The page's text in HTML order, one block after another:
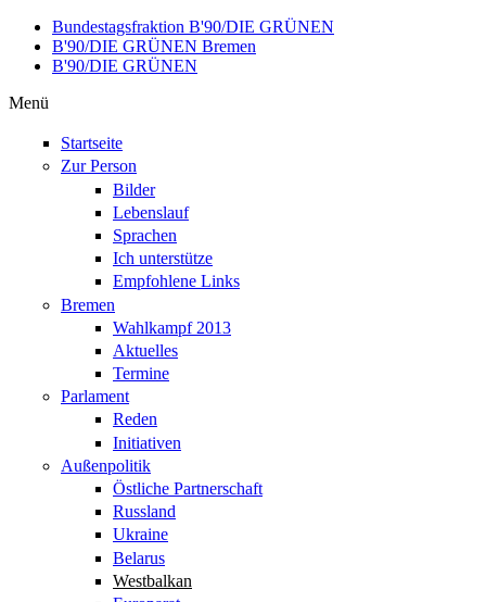
Direkt zum Inhalt
Bundestagsfraktion B'90/DIE GRÜNEN
B'90/DIE GRÜNEN Bremen
B'90/DIE GRÜNEN
Menü
Startseite
Zur Person
Bilder
Lebenslauf
Sprachen
Ich unterstütze
Empfohlene Links
Bremen
Wahlkampf 2013
Aktuelles
Termine
Parlament
Reden
Initiativen
Außenpolitik
Östliche Partnerschaft
Russland
Ukraine
Belarus
Westbalkan